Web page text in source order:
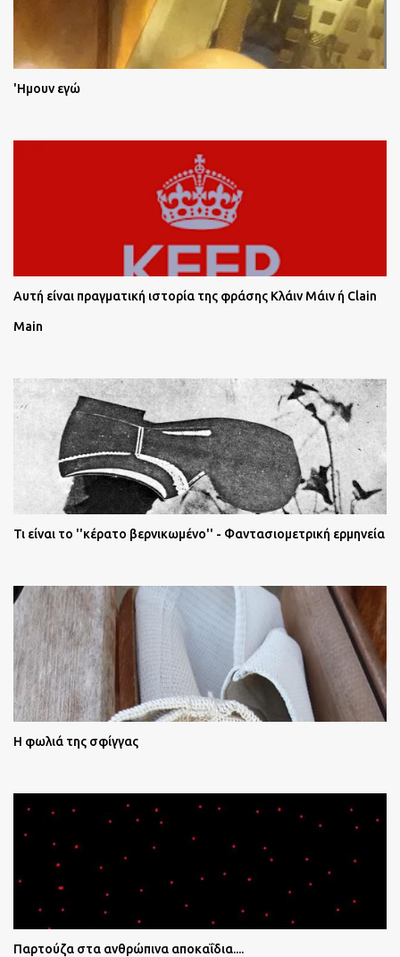
'Ημουν εγώ
Αυτή είναι πραγματική ιστορία της φράσης Κλάιν Μάιν ή Clain
Main
Τι είναι το ''κέρατο βερνικωμένο'' - Φαντασιομετρική ερμηνεία
Η φωλιά της σφίγγας
Παρτούζα στα ανθρώπινα αποκαΐδια....